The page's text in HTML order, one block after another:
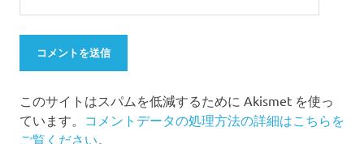
このサイトはスパムを低減するために Akismet を使っ
ています。 コメントデータの処理方法の詳細はこちらを
ご覧ください